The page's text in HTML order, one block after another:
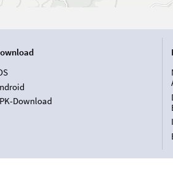
Download